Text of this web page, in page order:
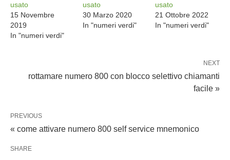
usato
15 Novembre
2019
In "numeri verdi"
usato
30 Marzo 2020
In "numeri verdi"
usato
21 Ottobre 2022
In "numeri verdi"
NEXT
rottamare numero 800 con blocco selettivo chiamanti
facile »
PREVIOUS
« come attivare numero 800 self service mnemonico
SHARE